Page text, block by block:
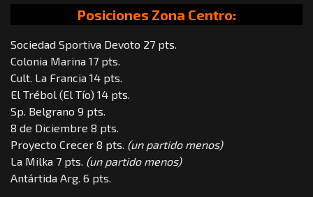
Posiciones Zona Centro:
Sociedad Sportiva Devoto 27 pts.
Colonia Marina 17 pts.
Cult. La Francia 14 pts.
El Trébol (El Tío) 14 pts.
Sp. Belgrano 9 pts.
8 de Diciembre 8 pts.
Proyecto Crecer 8 pts. (un partido menos)
La Milka 7 pts. (un partido menos)
Antártida Arg. 6 pts.